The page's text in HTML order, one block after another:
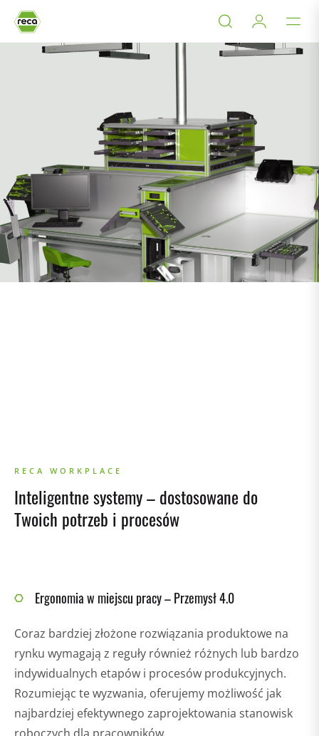
RECA WORKPLACE
Inteligentne systemy – dostosowane do
Twoich potrzeb i procesów
Ergonomia w miejscu pracy – Przemysł 4.0
Coraz bardziej złożone rozwiązania produktowe na
rynku wymagają z reguły również różnych lub bardzo
indywidualnych etapów i procesów produkcyjnych.
Rozumiejąc te wyzwania, oferujemy możliwość jak
najbardziej efektywnego zaprojektowania stanowisk